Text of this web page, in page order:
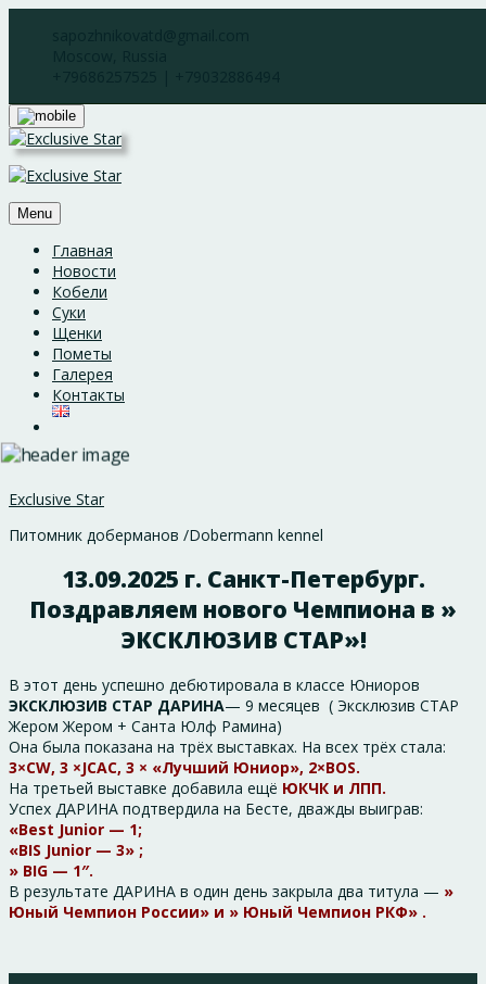
Menu
Главная
Новости
Кобели
Суки
Щенки
Пометы
Галерея
Контакты
Exclusive Star
Питомник доберманов /Dobermann kennel
13.09.2025 г. Санкт-Петербург.
Поздравляем нового Чемпиона в »
ЭКСКЛЮЗИВ СТАР»!
В этот день успешно дебютировала в классе Юниоров
ЭКСКЛЮЗИВ СТАР ДАРИНА— 9 месяцев ( Эксклюзив СТАР
Жером Жером + Санта Юлф Рамина)
Она была показана на трёх выставках. На всех трёх стала:
3×CW, 3 ×JCAC, 3 × «Лучший Юниор», 2×BOS.
На третьей выставке добавила ещё ЮКЧК и ЛПП.
Успех ДАРИНА подтвердила на Бесте, дважды выиграв:
«Best Junior — 1;
«BIS Junior — 3» ;
» BIG — 1″.
В результате ДАРИНА в один день закрыла два титула — »
Юный Чемпион России» и » Юный Чемпион РКФ» .